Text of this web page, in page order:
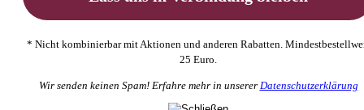
* Nicht kombinierbar mit Aktionen und anderen Rabatten.
25 Euro.
Wir senden keinen Spam! Erfahre mehr in unserer Datenschutzerklärung